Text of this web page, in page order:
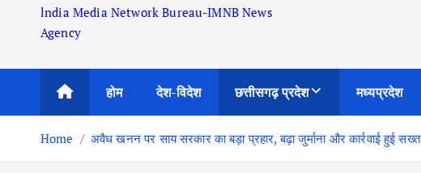
lndia Media Network Bureau-IMNB News
Agency
होम देश-विदेश छत्तीसगढ़ प्रदेश मध्यप्रदेश
Home अवैध खनन पर साय सरकार का बड़ा प्रहार, बढ़ा जुर्माना और कार्रवाई हुई सख्त